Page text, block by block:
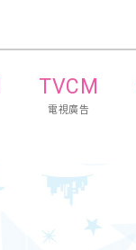
TVCM
電視廣告